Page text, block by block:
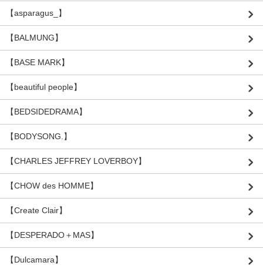
【asparagus_】
【BALMUNG】
【BASE MARK】
【beautiful people】
【BEDSIDEDRAMA】
【BODYSONG.】
【CHARLES JEFFREY LOVERBOY】
【CHOW des HOMME】
【Create Clair】
【DESPERADO＋MAS】
【Dulcamara】